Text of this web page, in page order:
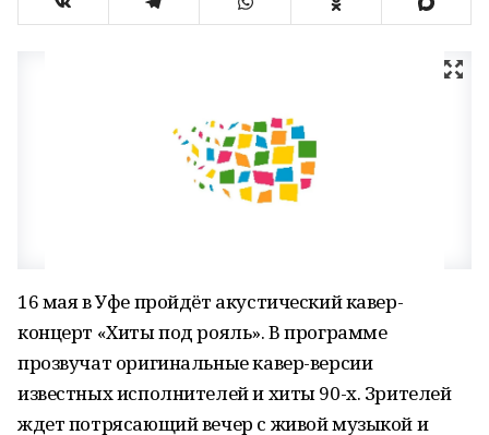
16 мая в Уфе пройдёт акустический кавер-
концерт «Хиты под рояль». В программе
прозвучат оригинальные кавер-версии
известных исполнителей и хиты 90-х. Зрителей
ждет потрясающий вечер с живой музыкой и